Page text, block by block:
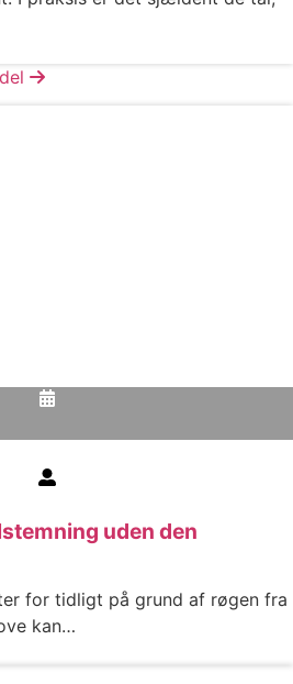
uden den
for tidligt på grund af røgen fra
kan…